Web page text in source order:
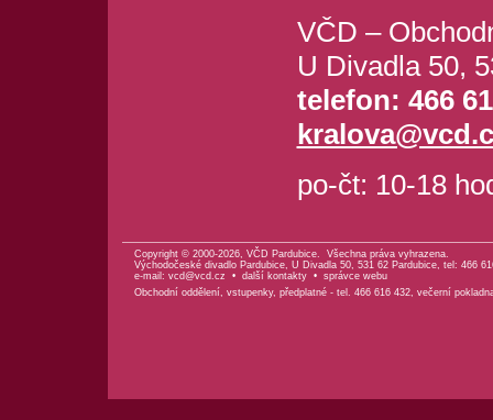
VČD –
U Divadla 50,
telefon: 466
po-čt: 10-18
Copyright © 2000-2026, VČD Pardubice. Všechna práva vyhrazena.
Východočeské divadlo Pardubice, U Divadla 50, 531 62 Pardubice, tel: 466
e-mail: vcd@vcd.cz • další kontakty• správce webu
Obchodní oddělení, vstupenky, předplatné - tel. 466 616 432, večerní